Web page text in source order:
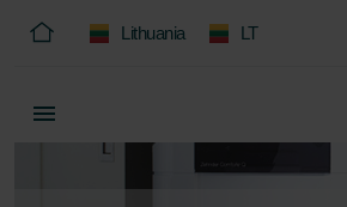
Lithuania LT